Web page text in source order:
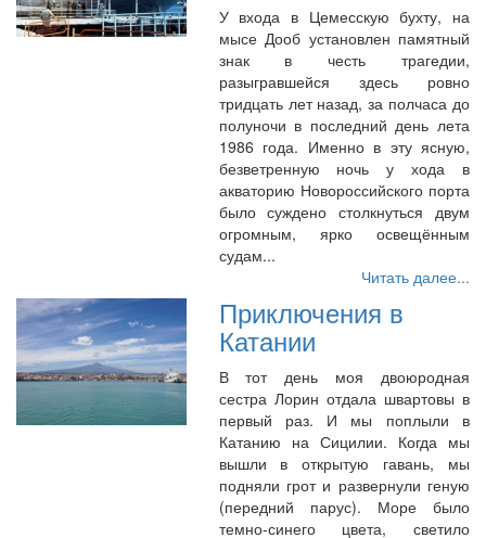
У входа в Цемесскую бухту, на
мысе Дооб установлен памятный
знак в честь трагедии,
разыгравшейся здесь ровно
тридцать лет назад, за полчаса до
полуночи в последний день лета
1986 года. Именно в эту ясную,
безветренную ночь у хода в
акваторию Новороссийского порта
было суждено столкнуться двум
огромным, ярко освещённым
судам...
Читать далее...
Приключения в
Катании
В тот день моя двоюродная
сестра Лорин отдала швартовы в
первый раз. И мы поплыли в
Катанию на Сицилии. Когда мы
вышли в открытую гавань, мы
подняли грот и развернули геную
(передний парус). Море было
темно-синего цвета, светило